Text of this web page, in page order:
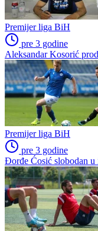
Niži rang
Prva liga Republike
Poslednje vesti
Premijer liga BiH
pre 3 godine
Fukare ljute